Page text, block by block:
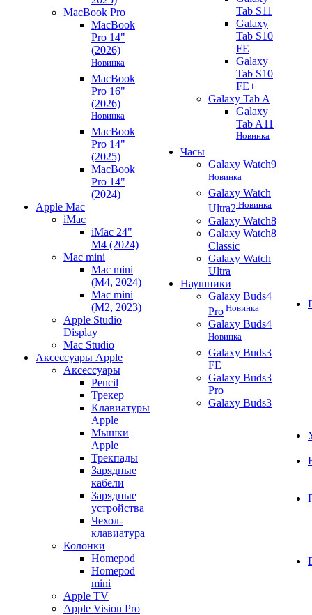
MacBook Pro
MacBook
Pro 14"
(2026)
Новинка
MacBook
Pro 16"
(2026)
Новинка
MacBook
Pro 14"
(2025)
MacBook
Pro 14"
(2024)
Apple Mac
iMac
iMac 24"
M4 (2024)
Mac mini
Mac mini
(M4, 2024)
Mac mini
(M2, 2023)
Apple Studio
Display
Mac Studio
Аксессуары Apple
Аксессуары
Pencil
Трекер
Клавиатуры
Apple
Мышки
Apple
Трекпады
Зарядные
кабели
Зарядные
устройства
Чехол-
клавиатура
Колонки
Homepod
Homepod
mini
Apple TV
Apple Vision Pro
Tab S11
Galaxy
Tab S10
FE
Galaxy
Tab S10
FE+
Galaxy Tab A
Galaxy
Tab A11
Новинка
Часы
Galaxy Watch9
Новинка
Galaxy Watch
Ultra2 Новинка
Galaxy Watch8
Galaxy Watch8
Classic
Galaxy Watch
Ultra
Наушники
Galaxy Buds4
Pro Новинка
Galaxy Buds4
Новинка
Galaxy Buds3
FE
Galaxy Buds3
Pro
Galaxy Buds3